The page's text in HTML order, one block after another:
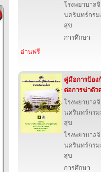
โรงพยาบาล
นครินทร์กรม
สุข
การศึกษา
อ่านฟรี
คู่มือการป้อง
ต่อการฆ่าตัว
โรงพยาบาล
นครินทร์กรม
สุข
โรงพยาบาล
นครินทร์กรม
สุข
การศึกษา